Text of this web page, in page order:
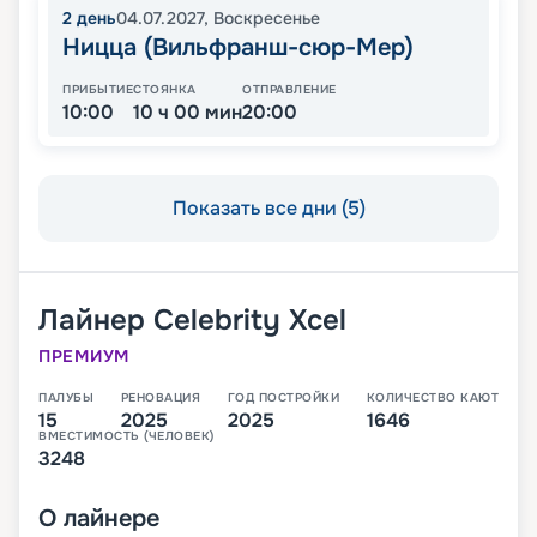
2 день04.07.2027, Воскресенье
Ницца (Вильфранш-сюр-Мер)
ПРИБЫТИЕ
10:00
СТОЯНКА
10 ч 00 мин
ОТПРАВЛЕНИЕ
20:00
Показать все дни (5)
Лайнер Celebrity Xcel
ПРЕМИУМ
ПАЛУБЫ
15
РЕНОВАЦИЯ
2025
ГОД ПОСТРОЙКИ
2025
КОЛИЧЕСТВО КАЮТ
1646
ВМЕСТИМОСТЬ (ЧЕЛОВЕК)
3248
О лайнере